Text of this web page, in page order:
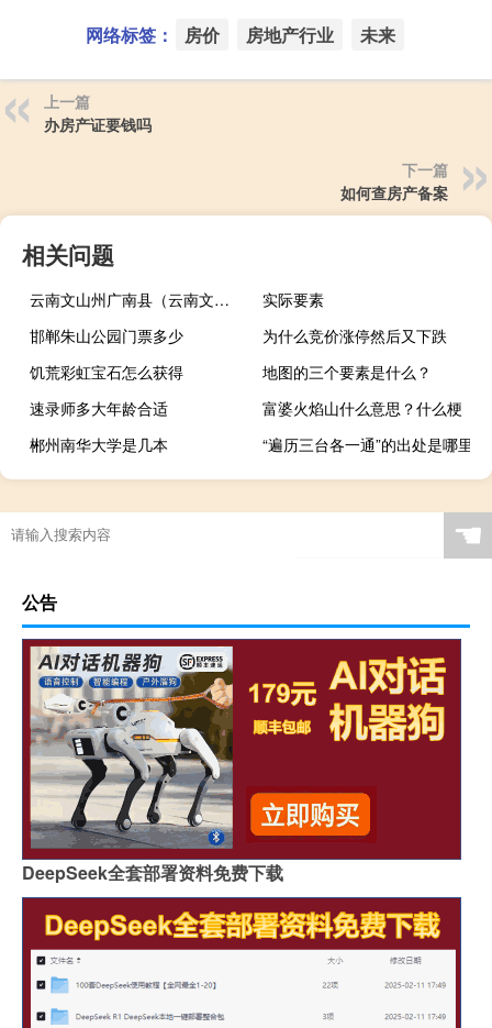
网络标签： 房价 房地产行业 未来
上一篇
办房产证要钱吗
下一篇
如何查房产备案
相关问题
云南文山州广南县（云南文山州）
实际要素
邯郸朱山公园门票多少
为什么竞价涨停然后又下跌
饥荒彩虹宝石怎么获得
地图的三个要素是什么？
速录师多大年龄合适
富婆火焰山什么意思？什么梗
郴州南华大学是几本
“遍历三台各一通”的出处是哪里
☚
公告
DeepSeek全套部署资料免费下载